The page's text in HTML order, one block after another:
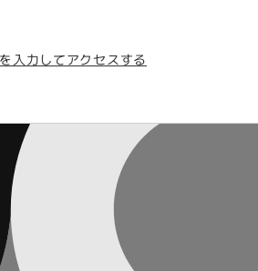
入力してアクセスする